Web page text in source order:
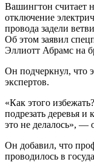
Вашингтон считает
отключение
провода задели
Об этом заявил
Эллиотт Абрамс на
Он подчеркнул, что
экспертов.
«Как этого
подрезать деревья
это не делалось», —
Он добавил, что
проводилось в